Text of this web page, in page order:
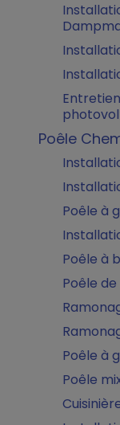
Poêle
Poêle à
Poêle à
Poêle
Poêle à
Poêle